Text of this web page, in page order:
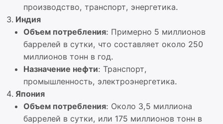
производство, транспорт, энергетика.
Индия
Объем потребления: Примерно 5 миллионов
баррелей в сутки, что составляет около 250
миллионов тонн в год.
Назначение нефти: Транспорт,
промышленность, электроэнергетика.
Япония
Объем потребления: Около 3,5 миллиона
баррелей в сутки, или 175 миллионов тонн в